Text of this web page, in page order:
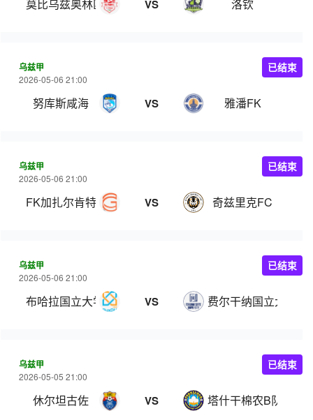
莫比乌兹奥林匹克 VS 洛钦
乌兹甲
2026-05-06 21:00
努库斯咸海 VS 雅潘FK
已结束
乌兹甲
2026-05-06 21:00
FK加扎尔肯特 VS 奇兹里克FC
已结束
乌兹甲
2026-05-06 21:00
布哈拉国立大学 VS 费尔干纳国立大学
已结束
乌兹甲
2026-05-05 21:00
休尔坦古佐 VS 塔什干棉农B队
已结束